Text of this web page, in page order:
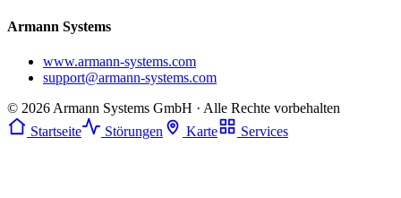
Armann Systems
www.armann-systems.com
support@armann-systems.com
© 2026 Armann Systems GmbH · Alle Rechte vorbehalten
Startseite
Störungen Karte Services